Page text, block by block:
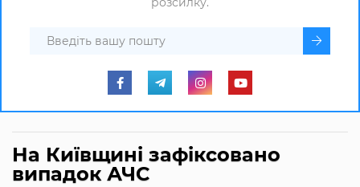
На Київщині зафіксовано
випадок АЧС